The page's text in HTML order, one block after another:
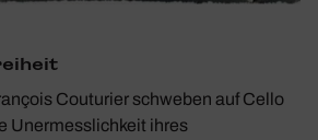
Couturier schweben auf Cello
Unermesslichkeit ihres